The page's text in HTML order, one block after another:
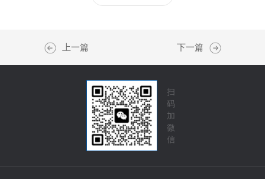
上一篇 下一篇
扫
码
加
微
信